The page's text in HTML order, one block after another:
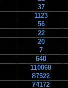
37
1123
56
22
20
7
640
110068
87522
74172